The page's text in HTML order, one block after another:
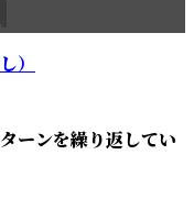
）
ーンを繰り返してい